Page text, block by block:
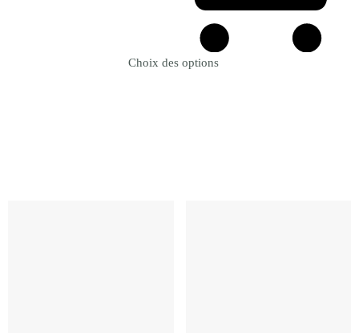
Choix des options